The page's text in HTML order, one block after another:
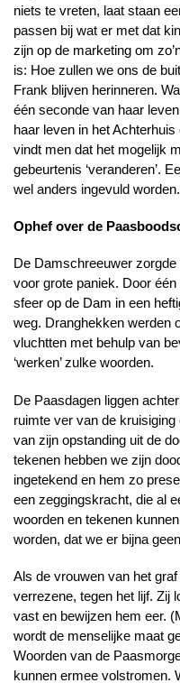
niets te vreten, laat staan
passen bij wat er met dat
zijn op de marketing om
is: Hoe zullen we ons de
Frank blijven herinneren.
één seconde van haar
haar leven in het
vindt men dat het mogelijk
gebeurtenis ‘veranderen’.
wel anders ingevuld worden.
Ophef over de
De Damschreeuwer
voor grote paniek. Door
sfeer op de Dam in een
weg. Dranghekken werden
vluchtten met behulp van
‘werken’ zulke woorden.
De Paasdagen liggen
ruimte ver van de
van zijn opstanding uit de
tekenen hebben we zijn
ingetekend en hem zo
een zeggingskracht, die al
woorden en tekenen
worden, dat we er bijna
Als de vrouwen van het
verrezene, tegen het lijf. Zij
vast en bewijzen hem eer.
wordt de menselijke maat
Woorden van de
kunnen ermee volstromen.